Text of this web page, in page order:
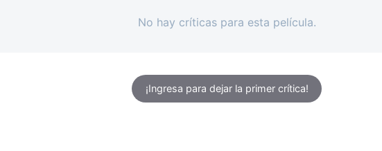
No hay críticas para esta película.
¡Ingresa para dejar la primer crítica!